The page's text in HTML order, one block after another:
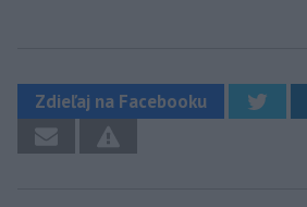
Zdieľaj na Facebooku